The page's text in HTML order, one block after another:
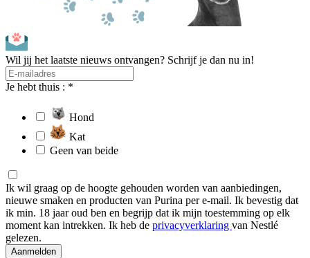
Wil jij het laatste nieuws ontvangen? Schrijf je dan nu in!
Je hebt thuis : *
Hond
Kat
Geen van beide
Ik wil graag op de hoogte gehouden worden van aanbiedingen,
nieuwe smaken en producten van Purina per e-mail. Ik bevestig dat
ik min. 18 jaar oud ben en begrijp dat ik mijn toestemming op elk
moment kan intrekken. Ik heb de privacyverklaring van Nestlé
gelezen.
Aanmelden